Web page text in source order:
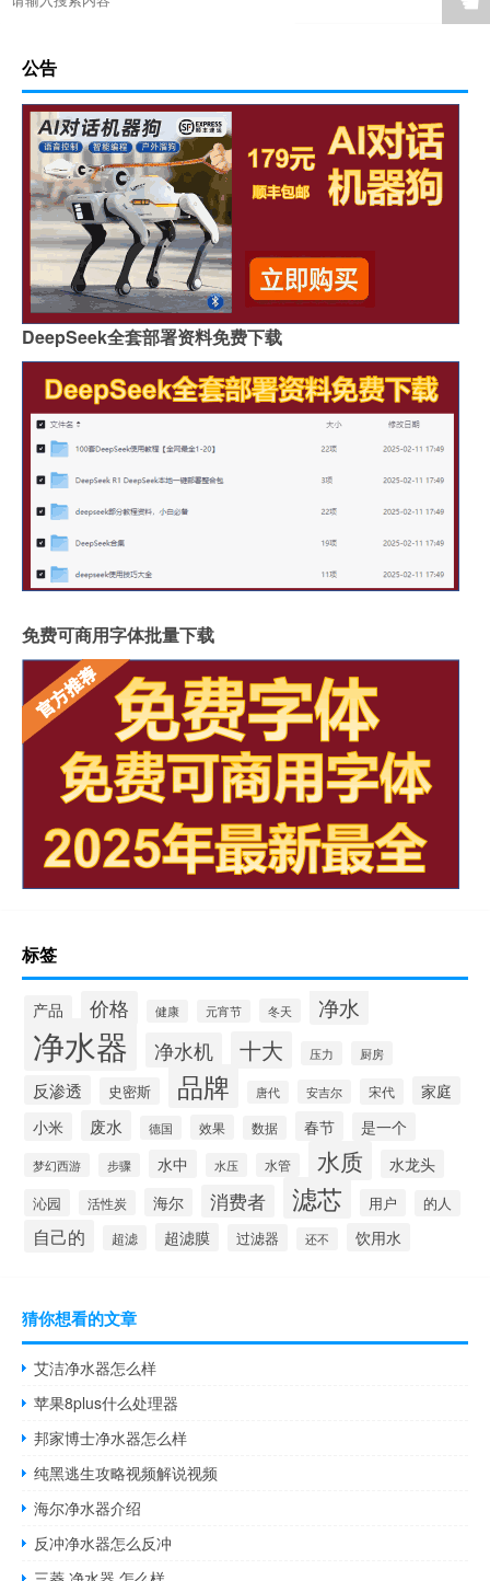
公告
DeepSeek全套部署资料免费下载
免费可商用字体批量下载
标签
产品 价格 健康 元宵节 冬天 净水
净水器 净水机 十大 压力 厨房
反渗透 史密斯 品牌 唐代 安吉尔 宋代
家庭
小米
废水 德国 效果 数据 春节 是一个
梦幻西游 步骤 水中 水压 水管 水质 水龙头
沁园 活性炭 海尔 消费者 滤芯 用户 的人
自己的 超滤 超滤膜 过滤器 还不 饮用水
猜你想看的文章
艾洁净水器怎么样
苹果8plus什么处理器
邦家博士净水器怎么样
纯黑逃生攻略视频解说视频
海尔净水器介绍
反冲净水器怎么反冲